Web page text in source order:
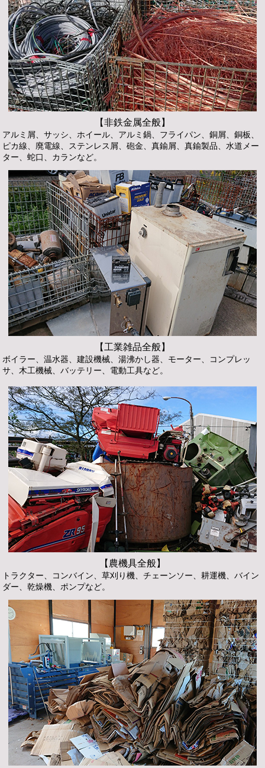
【非鉄金属全般】
アルミ屑、サッシ、ホイール、アルミ鍋、フライパン、銅屑、銅板、
ピカ線、廃電線、ステンレス屑、砲金、真鍮屑、真鍮製品、水道メー
ター、蛇口、カランなど。
【工業雑品全般】
ボイラー、温水器、建設機械、湯沸かし器、モーター、コンプレッ
サ、木工機械、バッテリー、電動工具など。
【農機具全般】
トラクター、コンバイン、草刈り機、チェーンソー、耕運機、バイン
ダー、乾燥機、ポンプなど。